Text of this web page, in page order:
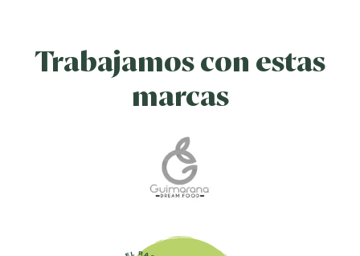
Trabajamos con estas
marcas